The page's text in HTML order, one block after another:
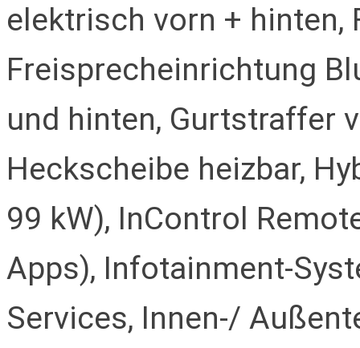
elektrisch vorn + hinten,
Freisprecheinrichtung
und hinten, Gurtstraffer
Heckscheibe heizbar,
99 kW), InControl
Apps), Infotainment-
Services, Innen-/